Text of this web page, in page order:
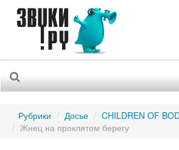
Рубрики Досье
CHILDREN OF
Жнец на проклятом берегу